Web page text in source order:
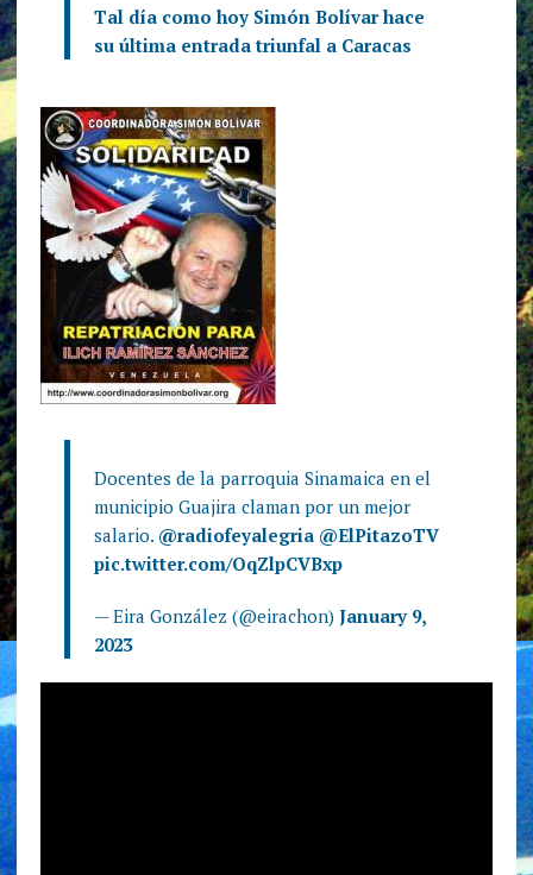
Tal día como hoy Simón Bolívar hace
su última entrada triunfal a Caracas
Docentes de la parroquia Sinamaica en el
municipio Guajira claman por un mejor
salario. @radiofeyalegria @ElPitazoTV
pic.twitter.com/OqZlpCVBxp
— Eira González (@eirachon) January 9,
2023